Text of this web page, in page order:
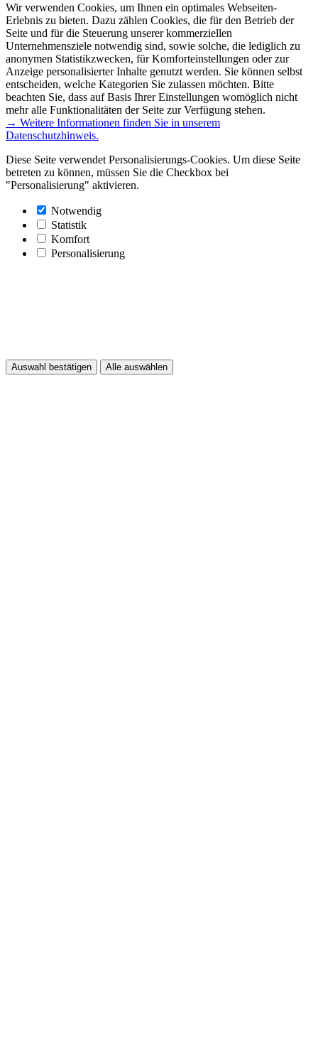
Wir verwenden Cookies, um Ihnen ein optimales Webseiten-
Erlebnis zu bieten. Dazu zählen Cookies, die für den Betrieb der
Seite und für die Steuerung unserer kommerziellen
Unternehmensziele notwendig sind, sowie solche, die lediglich zu
anonymen Statistikzwecken, für Komforteinstellungen oder zur
Anzeige personalisierter Inhalte genutzt werden. Sie können selbst
entscheiden, welche Kategorien Sie zulassen möchten. Bitte
beachten Sie, dass auf Basis Ihrer Einstellungen womöglich nicht
mehr alle Funktionalitäten der Seite zur Verfügung stehen.
→ Weitere Informationen finden Sie in unserem
Datenschutzhinweis.
Diese Seite verwendet Personalisierungs-Cookies. Um diese Seite
betreten zu können, müssen Sie die Checkbox bei
"Personalisierung" aktivieren.
Notwendig
Statistik
Komfort
Personalisierung
Auswahl bestätigen Alle auswählen